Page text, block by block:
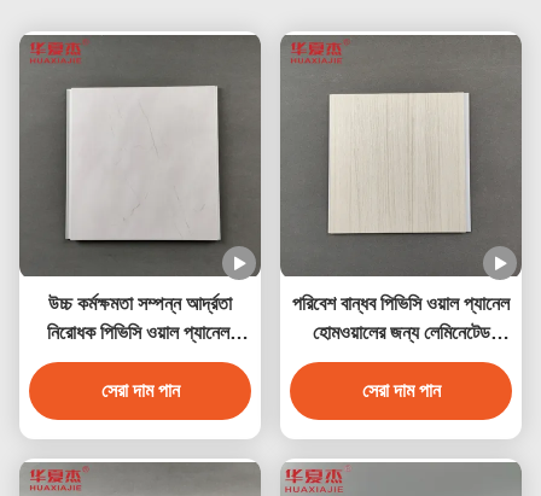
উচ্চ কর্মক্ষমতা সম্পন্ন আর্দ্রতা
নিরোধক পিভিসি ওয়াল প্যানেল,
মার্বেল ডিজাইন সহ
সেরা দাম পান
পরিবেশ বান্ধব পিভিসি ওয়াল প্যানেল
হোমওয়ালের জন্য লেমিনেটেড
পিভিসি ডেকোরেশন প্যানেল
সেরা দাম পান